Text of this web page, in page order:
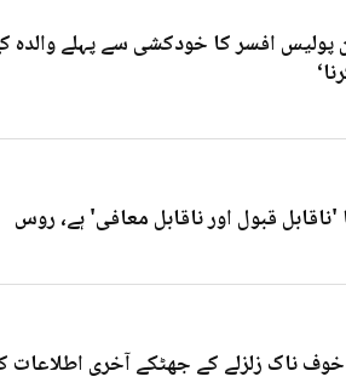
افسر کا خودکشی سے پہلے والدہ
قبول اور ناقابل معافی' ہے، روس
میں 7۰3شدت کے خوف ناک زلزلے کے جھٹکے آخری